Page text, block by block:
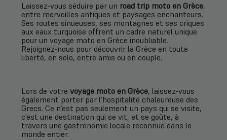
Laissez-vous séduire par un road trip moto en Grèce,
entre merveilles antiques et paysages enchanteurs.
Ses routes sinueuses, ses montagnes et ses criques
aux eaux turquoise offrent un cadre naturel unique
pour un voyage moto en Grèce inoubliable.
Rejoignez-nous pour découvrir la Grèce en toute
liberté, en solo, entre amis ou en couple.
Lors de votre voyage moto en Grèce, laissez-vous
également porter par l’hospitalité chaleureuse des
Grecs. Ce n’est pas seulement un pays qui se visite,
c’est une destination qui se vit, et se goûte, à
travers une gastronomie locale reconnue dans le
monde entier.